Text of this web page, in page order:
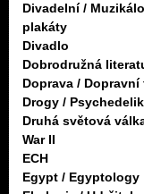
Divadelní /
plakáty
Divadlo
Dobrodružná
Doprava /
Drogy /
Druhá světová
War II
ECH
Egypt / Egyptology